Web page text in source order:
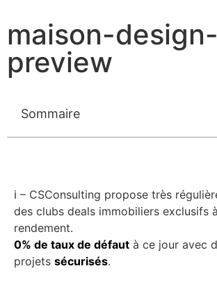
maison-
preview
Sommaire
ℹ️ – CSConsulting propose très
des clubs deals immobiliers exclusifs
rendement.
0% de taux de défaut à ce jour avec
projets sécurisés.